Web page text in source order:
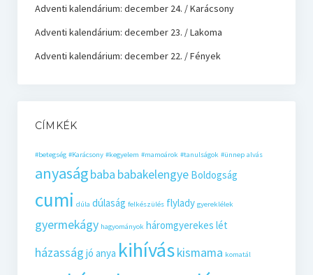
Adventi kalendárium: december 24. / Karácsony
Adventi kalendárium: december 23. / Lakoma
Adventi kalendárium: december 22. / Fények
CÍMKÉK
#betegség #Karácsony #kegyelem #mamoárok #tanulságok #ünnep alvás
anyaságbaba babakelengye Boldogság
cumi dúla dúlaság felkészülés flylady gyereklélek
gyermekágy hagyományok háromgyerekes lét
házasság jó anya kihíváskismama komatál